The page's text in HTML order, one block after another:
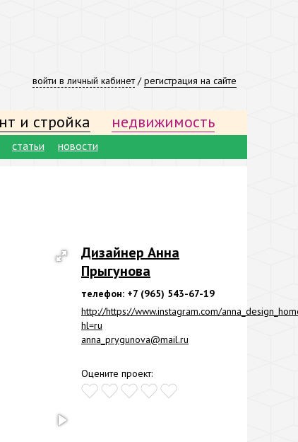
войти в личный кабинет/регистрация на сайте
и стройка недвижимость
статьи новости
Дизайнер Анна
Прыгунова
телефон: +7 (965) 543-67-19
http://https://www.instagram.com/
hl=ru
anna_prygunova@mail.ru
Оцените проект: